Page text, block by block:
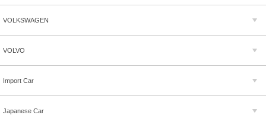
VOLKSWAGEN
VOLVO
Import Car
Japanese Car